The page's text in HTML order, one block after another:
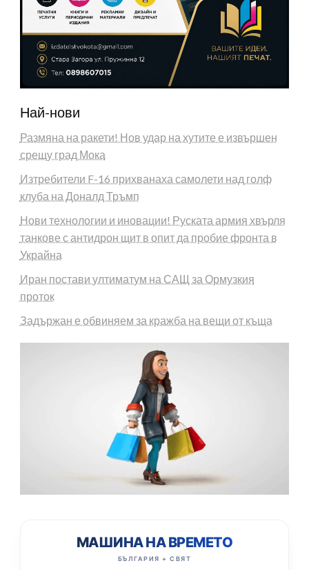
Най-нови
Размяна на ракети! Нов удар на хутите е извършен
срещу град Мока
Изтребители F-16 прихванаха самолети над голф
клуба на Доналд Тръмп
Нови технологии и иновации! Руската армия хвърля
танкове с антидрон щит в опит да пробие фронта в
Украйна
Иран постави ултиматум на САЩ за Ормузкия
проток
Задържан е обвиняем за кражба на вещи от къща
МАШИНА НА ВРЕМЕТО
БЪЛГАРИЯ + СВЯТ